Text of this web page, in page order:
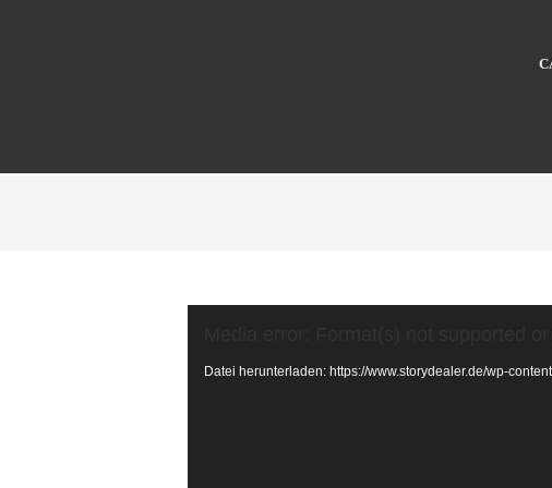
Datei herunterladen: https://www.storydealer.de/wp-